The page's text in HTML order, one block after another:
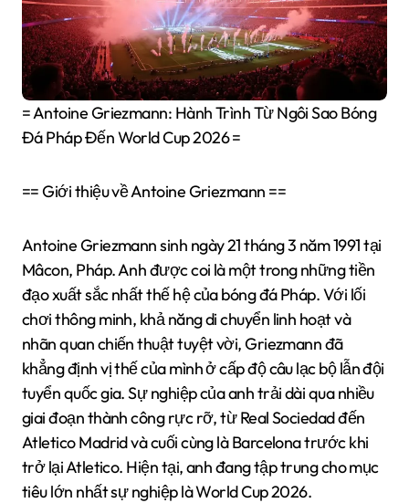
= Antoine Griezmann: Hành Trình Từ Ngôi Sao Bóng
Đá Pháp Đến World Cup 2026 =
== Giới thiệu về Antoine Griezmann ==
Antoine Griezmann sinh ngày 21 tháng 3 năm 1991 tại
Mâcon, Pháp. Anh được coi là một trong những tiền
đạo xuất sắc nhất thế hệ của bóng đá Pháp. Với lối
chơi thông minh, khả năng di chuyển linh hoạt và
nhãn quan chiến thuật tuyệt vời, Griezmann đã
khẳng định vị thế của mình ở cấp độ câu lạc bộ lẫn đội
tuyển quốc gia. Sự nghiệp của anh trải dài qua nhiều
giai đoạn thành công rực rỡ, từ Real Sociedad đến
Atletico Madrid và cuối cùng là Barcelona trước khi
trở lại Atletico. Hiện tại, anh đang tập trung cho mục
tiêu lớn nhất sự nghiệp là World Cup 2026.